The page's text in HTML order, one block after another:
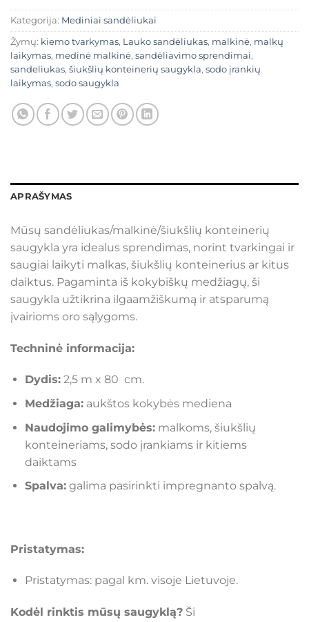
Kategorija: Mediniai sandėliukai
Žymų: kiemo tvarkymas, Lauko sandėliukas, malkinė, malkų
laikymas, medinė malkinė, sandėliavimo sprendimai,
sandeliukas, šiukšlių konteinerių saugykla, sodo įrankių
laikymas, sodo saugykla
APRAŠYMAS
Mūsų sandėliukas/malkinė/šiukšlių konteinerių
saugykla yra idealus sprendimas, norint tvarkingai ir
saugiai laikyti malkas, šiukšlių konteinerius ar kitus
daiktus. Pagaminta iš kokybiškų medžiagų, ši
saugykla užtikrina ilgaamžiškumą ir atsparumą
įvairioms oro sąlygoms.
Techninė informacija:
Dydis:2,5 m x 80 cm.
Medžiaga:aukštos kokybės mediena
Naudojimo galimybės:malkoms, šiukšlių
konteineriams, sodo įrankiams ir kitiems
daiktams
Spalva:galima pasirinkti impregnanto spalvą.
Pristatymas:
Pristatymas: pagal km. visoje Lietuvoje.
Kodėl rinktis mūsų saugyklą? Ši